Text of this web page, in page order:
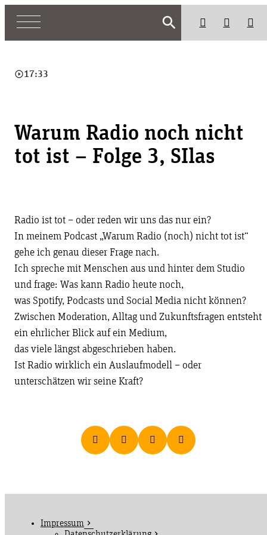
search
play_circle_outline17:33
Warum Radio noch nicht
tot ist – Folge 3, SIlas
Radio ist tot – oder reden wir uns das nur ein?
In meinem Podcast „Warum Radio (noch) nicht tot ist“
gehe ich genau dieser Frage nach.
Ich spreche mit Menschen aus und hinter dem Studio
und frage: Was kann Radio heute noch,
was Spotify, Podcasts und Social Media nicht können?
Zwischen Moderation, Alltag und Zukunftsfragen entsteht
ein ehrlicher Blick auf ein Medium,
das viele längst abgeschrieben haben.
Ist Radio wirklich ein Auslaufmodell – oder
unterschätzen wir seine Kraft?
Impressum